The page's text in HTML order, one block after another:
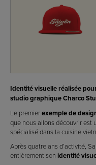
Identité visuelle réalisée
studio graphique Charco
Le premierexemple de
que nous allons découvrir est
spécialisé dans la cuisine
Après quatre ans d’activité,
entièrement son identité